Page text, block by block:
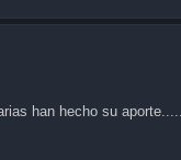
han hecho su